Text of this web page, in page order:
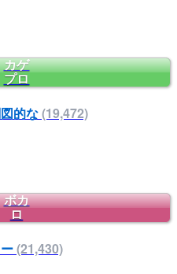
カゲ
プロ
的な(19,472)
ボカ
ロ
(21,430)